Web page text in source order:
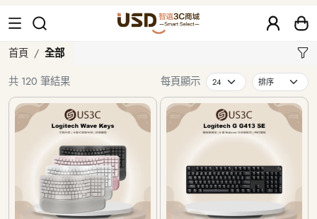
全部
首頁
全部
共 120 筆結果
每頁顯示